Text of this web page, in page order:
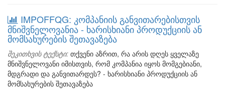
IMPOFFQG: კომპანიის განვითარებისთვის
მნიშვნელოვანია - ხარისხიანი პროდუქციის ან
მომსახურების შეთავაზება
შეკითხვის ტექსტი: თქვენი აზრით, რა არის დღეს ყველაზე
მნიშვნელოვანი იმისთვის, რომ კომპანია იყოს მომგებიანი,
მდგრადი და განვითარდეს? - ხარისხიანი პროდუქციის ან
მომსახურების შეთავაზება